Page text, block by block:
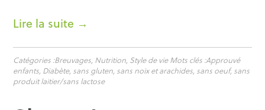
Lire la suite →
Catégories :Breuvages, Nutrition, Style de vieMots clés :Approuvé
enfants, Diabète, sans gluten, sans noix et arachides, sans oeuf, sans
produit laitier/sans lactose